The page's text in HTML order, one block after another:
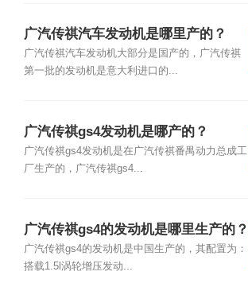
广汽传祺汽车发动机是哪里产的？
广汽传祺汽车发动机大部分是国产的，广汽传祺
第一批的发动机是意大利进口的...
广汽传祺gs4发动机是哪产的？
广汽传祺gs4发动机是在广汽传祺番禺动力总成工
厂生产的，广汽传祺gs4...
广汽传祺gs4的发动机是哪里生产的？
广汽传祺gs4的发动机是中国生产的，其配置为：
搭载1.5l涡轮增压发动...